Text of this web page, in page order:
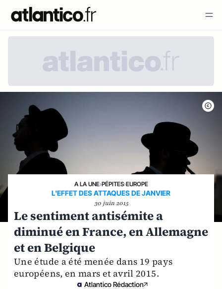
A LA UNE›PÉPITES›EUROPE
L'EFFET DES ATTAQUES DE JANVIER
30 juin 2015
Le sentiment antisémite a
diminué en France, en Allemagne
et en Belgique
Une étude a été menée dans 19 pays
européens, en mars et avril 2015.
Atlantico Rédaction